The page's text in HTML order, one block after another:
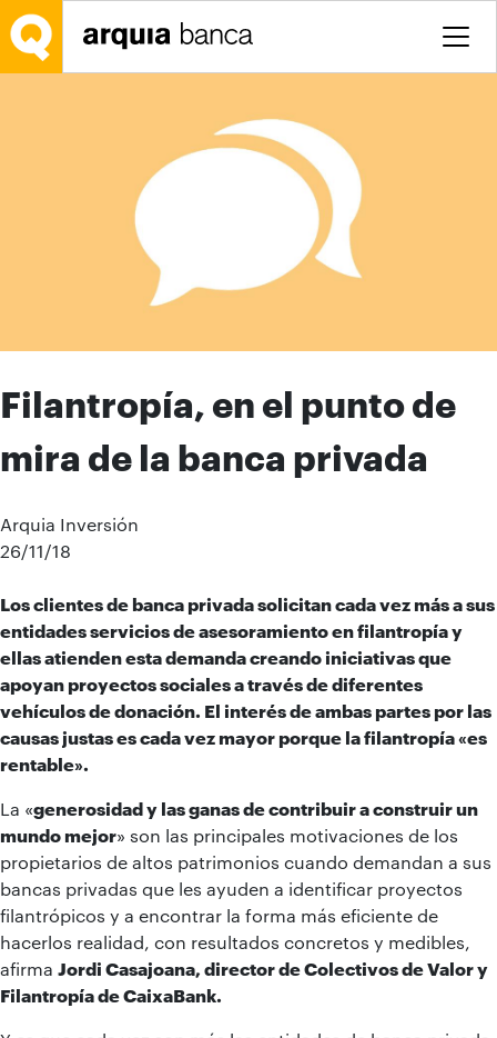
Saltar al contenido principal
Filantropía, en el punto de
mira de la banca privada
Arquia Inversión
26/11/18
Los clientes de banca privada solicitan cada vez más a sus
entidades servicios de asesoramiento en filantropía y
ellas atienden esta demanda creando iniciativas que
apoyan proyectos sociales a través de diferentes
vehículos de donación. El interés de ambas partes por las
causas justas es cada vez mayor porque la filantropía «es
rentable».
La «generosidad y las ganas de contribuir a construir un
mundo mejor» son las principales motivaciones de los
propietarios de altos patrimonios cuando demandan a sus
bancas privadas que les ayuden a identificar proyectos
filantrópicos y a encontrar la forma más eficiente de
hacerlos realidad, con resultados concretos y medibles,
afirma Jordi Casajoana, director de Colectivos de Valor y
Filantropía deCaixaBank.